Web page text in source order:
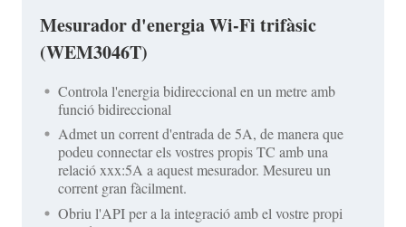
Mesurador d'energia Wi-Fi trifàsic
(WEM3046T)
Controla l'energia bidireccional en un metre amb
funció bidireccional
Admet un corrent d'entrada de 5A, de manera que
podeu connectar els vostres propis TC amb una
relació xxx:5A a aquest mesurador. Mesureu un
corrent gran fàcilment.
Obriu l'API per a la integració amb el vostre propi